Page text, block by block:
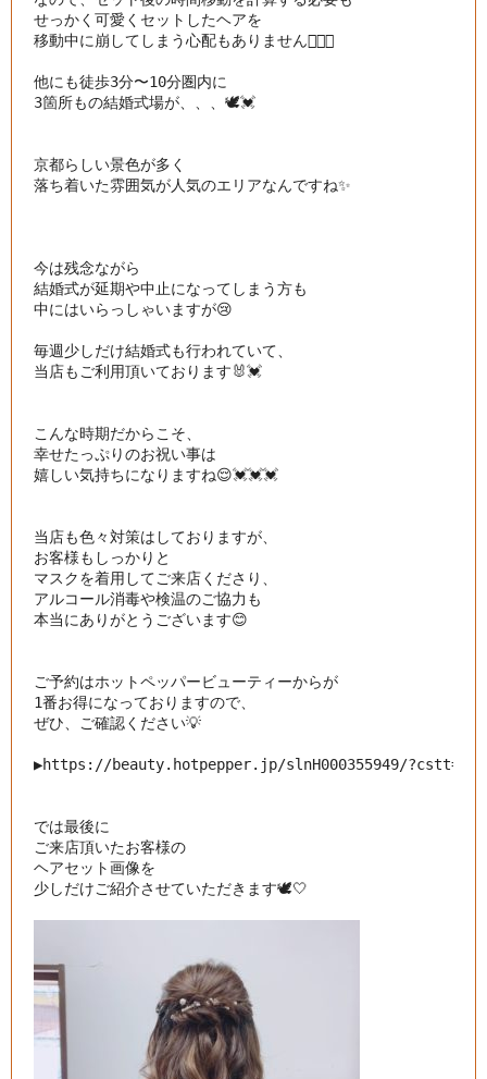
せっかく可愛くセットしたヘアを
移動中に崩してしまう心配もありません👌🏻💓
他にも徒歩3分〜10分圏内に
3箇所もの結婚式場が、、、🕊💓
京都らしい景色が多く
落ち着いた雰囲気が人気のエリアなんですね✨
今は残念ながら
結婚式が延期や中止になってしまう方も
中にはいらっしゃいますが😢
毎週少しだけ結婚式も行われていて、
当店もご利用頂いております🐰💓
こんな時期だからこそ、
幸せたっぷりのお祝い事は
嬉しい気持ちになりますね😌💓💓💓
当店も色々対策はしておりますが、
お客様もしっかりと
マスクを着用してご来店くださり、
アルコール消毒や検温のご協力も
本当にありがとうございます😊
ご予約はホットペッパービューティーからが
1番お得になっておりますので、
ぜひ、ご確認ください💡
▶︎https://beauty.hotpepper.jp/slnH000355949/?cstt=1
では最後に
ご来店頂いたお客様の
ヘアセット画像を
少しだけご紹介させていただきます🕊🤍